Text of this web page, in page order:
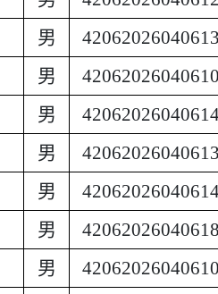
男
男
男
男
男
男
男